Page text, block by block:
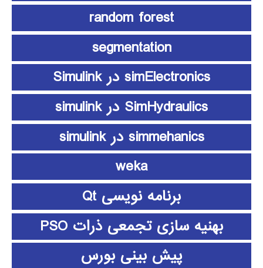
random forest
segmentation
simElectronics در Simulink
SimHydraulics در simulink
simmehanics در simulink
weka
برنامه نویسی Qt
بهنیه سازی تجمعی ذرات PSO
پیش بینی بورس